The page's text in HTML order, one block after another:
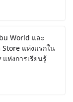
World และ
แห่งแรกใน
ห่งการเรียนรู้